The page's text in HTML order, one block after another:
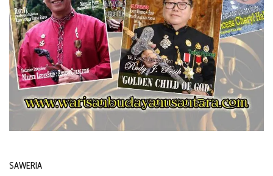
SAWERIA